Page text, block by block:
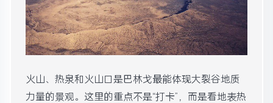
火山、热泉和火山口是巴林戈最能体现大裂谷地质
力量的景观。这里的重点不是“打卡”，而是看地表热